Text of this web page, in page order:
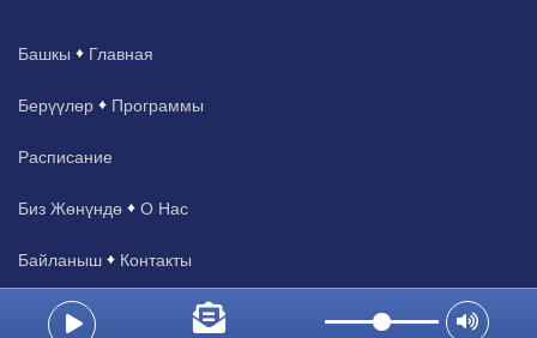
Башкы Главная
Берүүлөр Программы
Расписание
Биз Жөнүндө О Нас
Байланыш Контакты